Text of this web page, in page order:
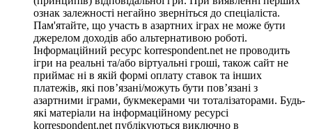
ознак залежності негайно зверніться до спеціаліста.
Пам'ятайте, що участь в азартних іграх не може бути
джерелом доходів або альтернативою роботі.
Інформаційний ресурс korrespondent.net не проводить
ігри на реальні та/або віртуальні гроші, також сайт не
приймає ні в якій формі оплату ставок та інших
платежів, які пов’язані/можуть бути пов’язані з
азартними іграми, букмекерами чи тоталізаторами. Будь-
які матеріали на інформаційному ресурсі
korrespondent.net публікуються виключно в